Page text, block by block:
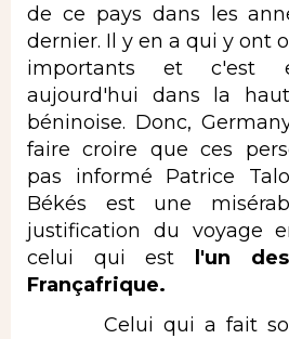
de ce pays dans les
dernier. Il y en a qui y ont
importants et c'est
aujourd'hui dans la
béninoise. Donc,
faire croire que ces
pas informé Patrice
Békés est une
justification du voyage
celui qui est
l'un
Françafrique.
Celui qui a fait